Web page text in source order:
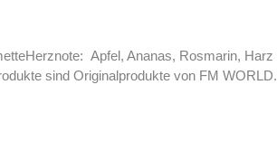
sind Originalprodukte von FM WORLD.